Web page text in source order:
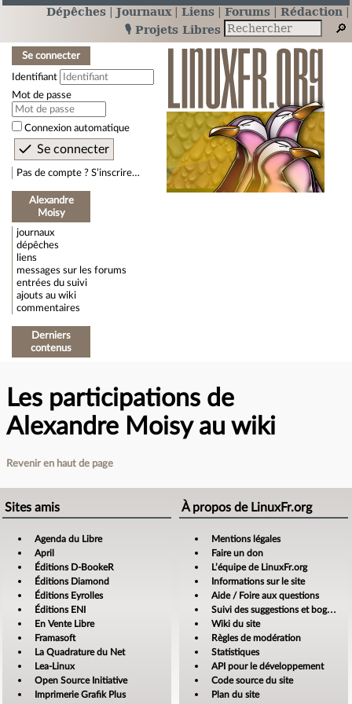
Dépêches Journaux Liens Forums
Rédaction
🎙️ Projets Libres
Se connecter
Identifiant
Mot de passe
Connexion automatique
Pas de compte ? S’inscrire…
Alexandre
Moisy
journaux
dépêches
liens
messages sur les forums
entrées du suivi
ajouts au wiki
commentaires
Derniers
contenus
Les participations de
Alexandre Moisy au wiki
Revenir en haut de page
Sites amis
Agenda du Libre
April
Éditions D-BookeR
Éditions Diamond
Éditions Eyrolles
Éditions ENI
En Vente Libre
Framasoft
La Quadrature du Net
Lea-Linux
Open Source Initiative
Imprimerie Grafik Plus
À propos de LinuxFr.org
Mentions légales
Faire un don
L’équipe de LinuxFr.org
Informations sur le site
Aide / Foire aux questions
Suivi des suggestions et bogues
Wiki du site
Règles de modération
Statistiques
API pour le développement
Code source du site
Plan du site